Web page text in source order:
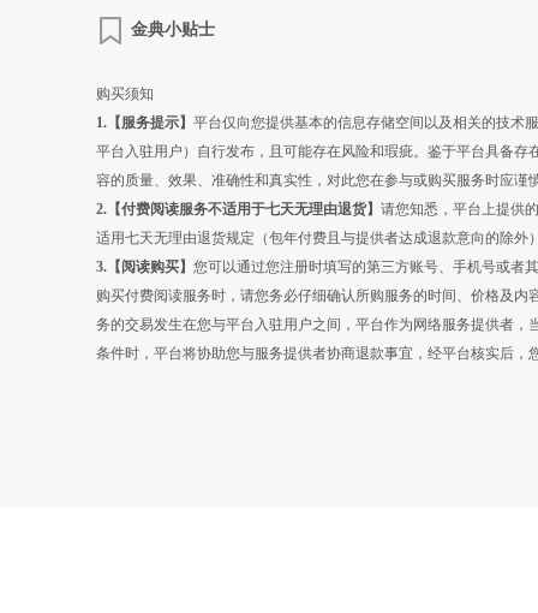
金典小贴士
购买须知
1.【服务提示】 平台仅向您提供基本的信息存储空间以及相关的技术
平台入驻用户）自行发布，且可能存在风险和瑕疵。鉴于平台具备
容的质量、效果、准确性和真实性，对此您在参与或购买服务时应谨
2.【付费阅读服务不适用于七天无理由退货】 请您知悉，平台上提供
适用七天无理由退货规定（包年付费且与提供者达成退款意向的除外
3.【阅读购买】 您可以通过您注册时填写的第三方账号、手机号或者
购买付费阅读服务时，请您务必仔细确认所购服务的时间、价格及
务的交易发生在您与平台入驻用户之间，平台作为网络服务提供者
条件时，平台将协助您与服务提供者协商退款事宜，经平台核实后，